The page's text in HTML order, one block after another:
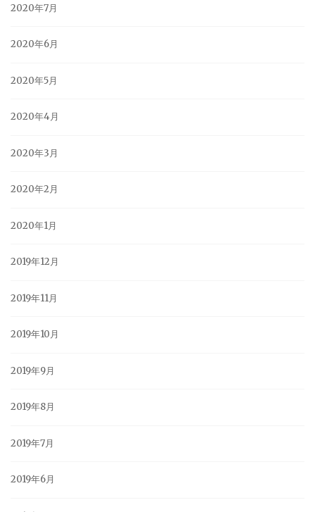
2020年7月
2020年6月
2020年5月
2020年4月
2020年3月
2020年2月
2020年1月
2019年12月
2019年11月
2019年10月
2019年9月
2019年8月
2019年7月
2019年6月